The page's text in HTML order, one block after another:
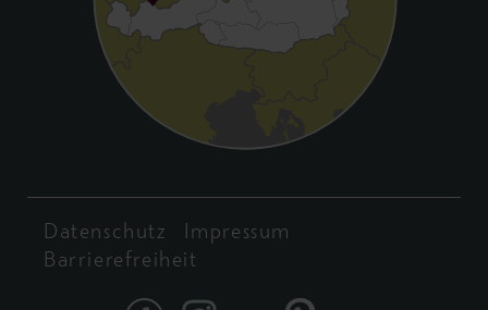
Datenschutz
Impressum
Barrierefreiheit